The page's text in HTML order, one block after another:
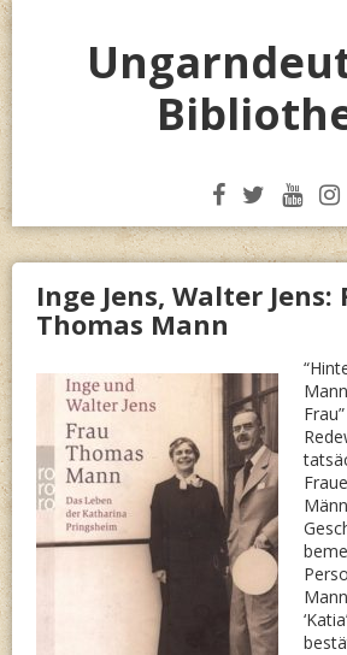
Skip
to
Inge Jens, Walter Jens:
Thomas Mann